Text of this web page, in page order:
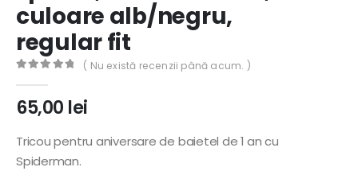
culoare alb/negru,
regular fit
( Nu există recenzii până acum. )
65,00 lei
Tricou pentru aniversare de baietel de 1 an cu
Spiderman.